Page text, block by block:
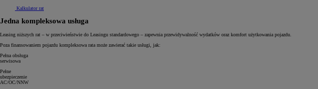
Kalkulator rat
Jedna kompleksowa usługa
Leasing niższych rat – w przeciwieństwie do Leasingu standardowego – zapewnia przewidywalność wydatków oraz komfort użytkowania pojazdu.
Poza finansowaniem pojazdu kompleksowa rata może zawierać takie usługi, jak:
Pełna obsługa
serwisowa
Pełne
ubezpieczenie
AC/OC/NNW